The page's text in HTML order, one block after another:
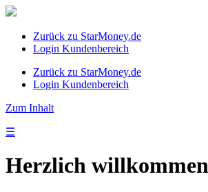
Zurück zu StarMoney.de
Login Kundenbereich
Zurück zu StarMoney.de
Login Kundenbereich
Zum Inhalt
☰
Herzlich